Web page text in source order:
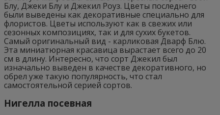
Блу, Джеки Блу и Джекил Роуз. Цветы последнего
были выведены как декоративные специально для
флористов. Цветы используют как в свежих или
сезонных композициях, так и для сухих букетов.
Самый оригинальный вид - карликовая Дварф Блю.
Эта миниатюрная красавица вырастает всего до 20
см в длину. Интересно, что сорт Джекил был
изначально выведен в качестве декоративного, но
обрел уже такую популярность, что стал
самостоятельной серией сортов.
Нигелла посевная